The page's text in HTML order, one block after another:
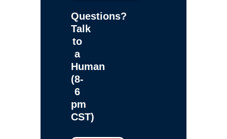
Questions?
Talk
to
a
Human
(8-
6
pm
CST)